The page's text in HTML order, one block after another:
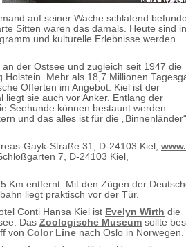
auf seiner Wache schlafend
Sitten waren das damals. Heute sind
und kulturelle Erlebnisse werden
der Ostsee und zugleich seit 1947 die
Mehr als 18,7 Millionen
Offerten im Angebot. Kiel ist der
liegt sie auch vor Anker. Entlang der
Seehunde können bestaunt werden.
und das alles ist für die
Gayk-Straße 31, D-24103 Kiel,
7, D-24103 Kiel,
Km entfernt. Mit den Zügen der
liegt praktisch vor der Tür.
Conti Hansa Kiel ist Evelyn Wirth die
Das Zoologische Museum sollte
von Color Line nach Oslo in Norwegen.